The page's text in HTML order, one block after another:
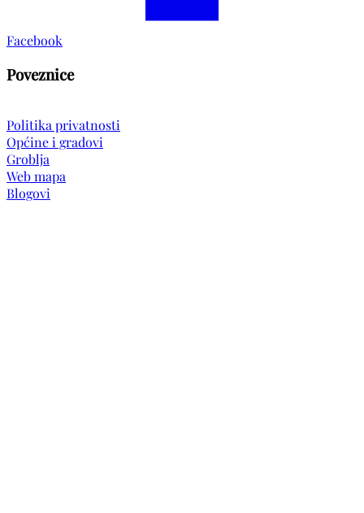
Facebook
Poveznice
Politika privatnosti
Općine i gradovi
Groblja
Web mapa
Blogovi